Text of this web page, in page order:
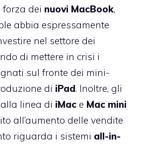
dei nuovi MacBook,
abbia espressamente
nel settore dei
di mettere in crisi i
sul fronte dei mini-
di iPad. Inoltre, gli
linea di iMac e Mac mini
all’aumento delle vendite
riguarda i sistemi all-in-